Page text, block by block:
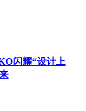
闪耀“设计上